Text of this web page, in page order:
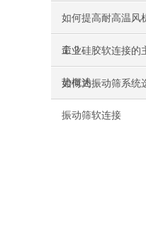
如何提高耐高温风
命？
工业硅胶软连接的
势概述
如何为振动筛系统
振动筛软连接